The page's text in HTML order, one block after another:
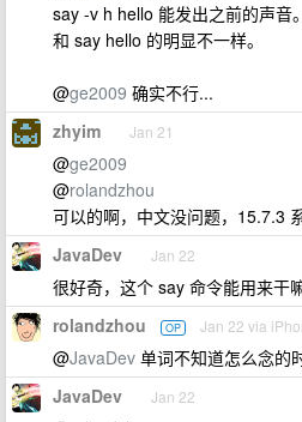
say -v h hello 能发出之前的声音。
和 say hello 的明显不一样。
@ge2009 确实不行...
zhyim Jan 21
@ge2009
@rolandzhou
可以的啊，中文没问题，15.7.3
JavaDev Jan 22
很好奇，这个 say 命令能用来干
rolandzhou OP Jan 22 via
@JavaDev 单词不知道怎么念的
JavaDev Jan 22